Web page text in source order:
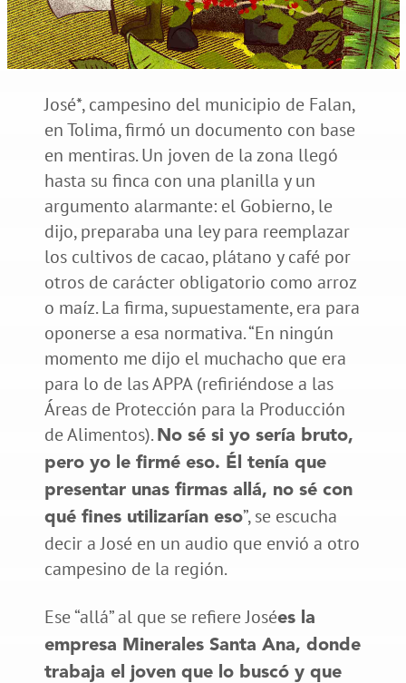
José*, campesino del municipio de Falan,
en Tolima, firmó un documento con base
en mentiras. Un joven de la zona llegó
hasta su finca con una planilla y un
argumento alarmante: el Gobierno, le
dijo, preparaba una ley para reemplazar
los cultivos de cacao, plátano y café por
otros de carácter obligatorio como arroz
o maíz. La firma, supuestamente, era para
oponerse a esa normativa. “En ningún
momento me dijo el muchacho que era
para lo de las APPA (refiriéndose a las
Áreas de Protección para la Producción
de Alimentos). No sé si yo sería bruto,
pero yo le firmé eso. Él tenía que
presentar unas firmas allá, no sé con
qué fines utilizarían eso”, se escucha
decir a José en un audio que envió a otro
campesino de la región.
Ese “allá” al que se refiere Josées la
empresa Minerales Santa Ana, donde
trabaja el joven que lo buscó y que